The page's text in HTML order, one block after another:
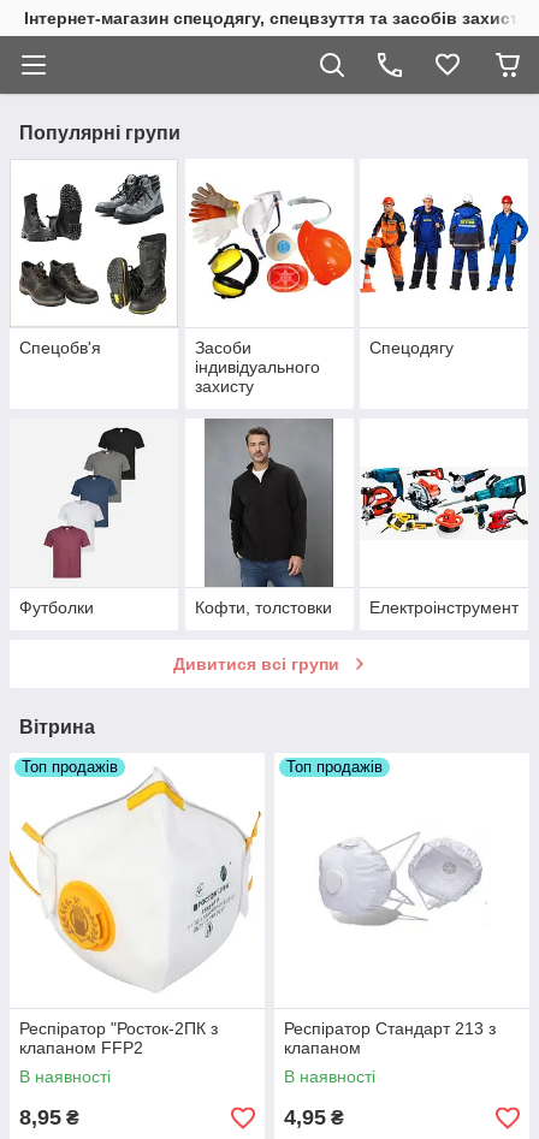
Інтернет-магазин спецодягу, спецвзуття та засобів захисту
Популярні групи
Спецобв'я
Засоби
індивідуального
захисту
Спецодягу
Футболки Кофти, толстовки Електроінструмент
Дивитися всі групи
Вітрина
Топ продажів
Респіратор "Росток-2ПК з
клапаном FFP2
В наявності
8,95 ₴
Топ продажів
Респіратор Стандарт 213 з
клапаном
В наявності
4,95 ₴